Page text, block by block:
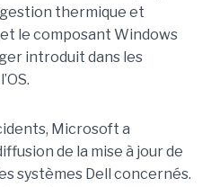
thermique et
le composant Windows
introduit dans les
Microsoft a
de la mise à jour de
systèmes Dell concernés.